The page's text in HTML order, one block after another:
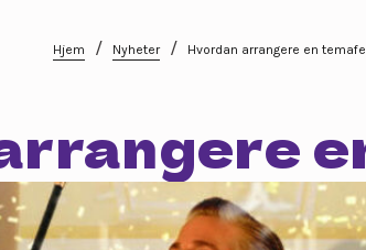
Hjem / Nyheter / Hvordan arrangere en